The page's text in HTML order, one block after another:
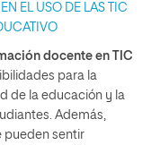
EL USO DE LAS TIC
docente en TIC
para la
de la educación y la
Además,
pueden sentir